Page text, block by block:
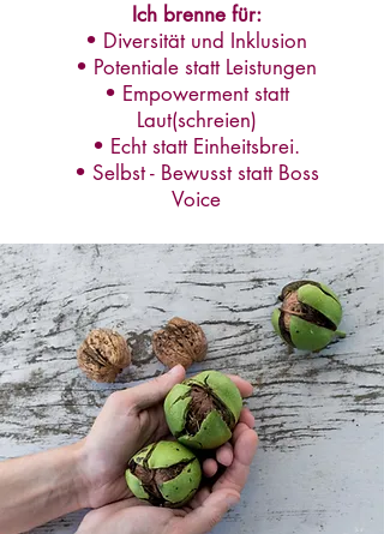
Ich brenne für:
• Diversität und Inklusion
• Potentiale statt Leistungen
• Empowerment statt
Laut(schreien)
• Echt statt Einheitsbrei.
• Selbst - Bewusst statt Boss
Voice